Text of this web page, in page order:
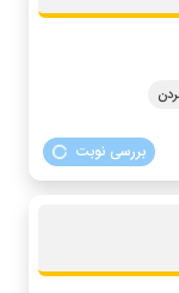
بررسی نوبت